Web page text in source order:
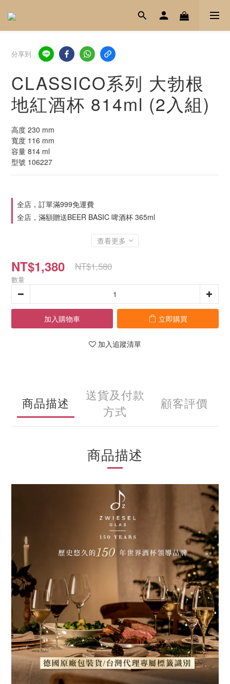
分享到
CLASSICO系列 大勃根
地紅酒杯 814ml (2入組)
高度 230 mm
寬度 116 mm
容量 814 ml
型號 106227
全店，訂單滿999免運費
全店，滿額贈送BEER BASIC 啤酒杯 365ml
查看更多
NT$1,380 NT$1,580
數量
加入購物車 立即購買
加入追蹤清單
商品描述
送貨及付款
方式
顧客評價
商品描述